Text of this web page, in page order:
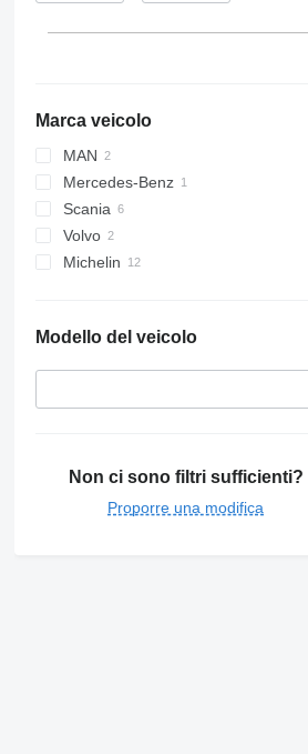
Marca veicolo
MAN
Mercedes-Benz
Scania
Volvo
Michelin
Modello del veicolo
Non ci sono filtri sufficienti?
Proporre una modifica